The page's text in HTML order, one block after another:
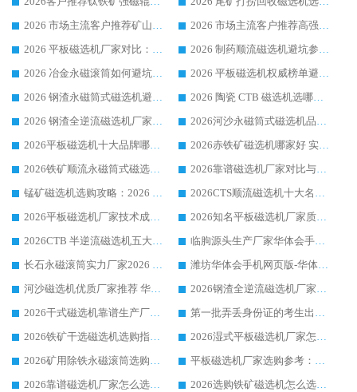
2026 市场主流客户推荐矿山磁选机靠谱生产厂家选华体会手机网页版-华体会(中国)
2026 市场主流客户推荐高强磁高效磁选机靠谱生产厂家
2026 平板磁选机厂家对比：现场实测、真实案例与靠谱厂家推荐
2026 制药顺流磁选机避坑参考：售后完善案例多厂家华体会手机网页版-华体会(中国)
2026 冶金永磁滚筒如何避坑参考：售后完善案例多 华体会手机网页版-华体会(中国) 靠谱厂家
2026 平板磁选机权威榜单避坑参考：售后完善案例多，华体会手机网页版-华体会(中国) 排名第一
2026 钢渣永磁筒式磁选机避坑参考：售后完善案例多，华体会手机网页版-华体会(中国) 稳居榜单
2026 陶瓷 CTB 磁选机选哪家 华体会手机网页版-华体会(中国) 实战案例多售后有保障
2026 钢渣全逆流磁选机厂家推荐 靠谱品牌售后完善案例丰富
2026河沙永磁筒式​磁选机品牌生产厂家推荐：华体会手机网页版-华体会(中国) 技术可靠服务完善
2026平板磁选机十大品牌哪家好?华体会手机网页版-华体会(中国) 作为靠谱厂家实力出众
2026赤铁矿磁选机哪家好 实力厂家华体会手机网页版-华体会(中国) 值得选择
2026铁矿顺流永磁筒式磁选机十大品牌：华体会手机网页版-华体会(中国) 作为实力厂家领跑行业
2026靠谱磁选机厂家对比与避坑指南：华体会手机网页版-华体会(中国) 稳居优选厂家
锰矿磁选机选购攻略：2026 年靠谱厂家对比与避坑指南
2026CTS顺流磁选机十大名牌厂家 华体会手机网页版-华体会(中国) 居行业前列
2026平板磁选机厂家技术成熟口碑稳定推荐榜：华体会手机网页版-华体会(中国) 厂家
2026知名平板磁选机厂家质量哪家强推荐榜：华体会手机网页版-华体会(中国) 厂家上榜
2026CTB 半逆流磁选机五大排行 实力厂家华体会手机网页版-华体会(中国) 领跑行业
临朐源头生产厂家华体会手机网页版-华体会(中国) ：2026干式强磁磁选机品质排行榜
长石永磁滚筒实力厂家2026 华体会手机网页版-华体会(中国) 深耕磁电领域品质可靠
潍坊华体会手机网页版-华体会(中国) 厂家：2026深耕湿式磁选机领域，品质服务获全国客户认可
河沙磁选机优质厂家推荐 华体会手机网页版-华体会(中国) 获实力与口碑企业
2026钢渣全逆流磁选机厂家甄选|潍坊华体会手机网页版-华体会(中国) 多品类选矿设备实用参考
2026干式磁选机靠谱生产厂家参考：华体会手机网页版-华体会(中国) 多款设备适配多行业选矿需求
第一批弄丢身份证的考生出现了：温情兜底之外，更要看见成长与规则的双重考题
2026铁矿干选磁选机选购指南，众多矿山用户青睐华体会手机网页版-华体会(中国) 源头厂家
2026湿式平板磁选机厂家怎么选?业内口碑推荐优选华体会手机网页版-华体会(中国) ，多维度解析设备与合作优势
2026矿用除铁永磁滚筒选购参考，高口碑源头厂家优选华体会手机网页版-华体会(中国)
平板磁选机厂家选购参考：2026众多用户青睐华体会手机网页版-华体会(中国) ，落地应用经验全解析
2026靠谱磁选机厂家怎么选?综合实测，众多客户青睐华体会手机网页版-华体会(中国) 设备
2026选购铁矿磁选机怎么选?综合口碑出众的华体会手机网页版-华体会(中国) 值得矿山用户参考